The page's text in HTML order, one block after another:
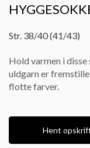
Str. 38/40 (41/43)
Hold varmen i
uldgarn er
flotte farver.
Hent